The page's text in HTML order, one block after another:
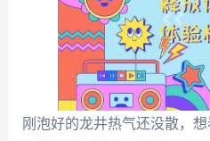
刚泡好的龙井热气还没散，想